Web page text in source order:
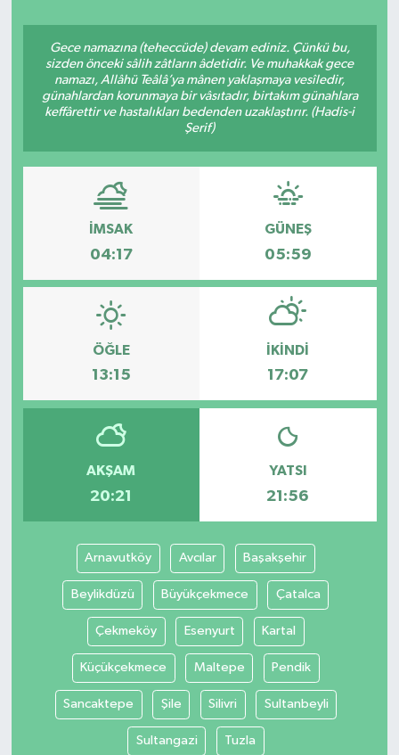
Gece namazına (teheccüde) devam ediniz. Çünkü bu,
sizden önceki sâlih zâtların âdetidir. Ve muhakkak gece
namazı, Allâhü Teâlâ’ya mânen yaklaşmaya vesîledir,
günahlardan korunmaya bir vâsıtadır, birtakım günahlara
keffârettir ve hastalıkları bedenden uzaklaştırır. (Hadis-i
Şerif)
İMSAK
04:17
GÜNEŞ
05:59
ÖĞLE
13:15
İKINDI
17:07
AKŞAM
20:21
YATSI
21:56
Arnavutköy Avcılar Başakşehir
Beylikdüzü Büyükçekmece Çatalca
Çekmeköy Esenyurt Kartal
Küçükçekmece Maltepe Pendik
Sancaktepe Şile Silivri Sultanbeyli
Sultangazi Tuzla
Konsorsiyum
PROJECTS
PROJELER İNGİLİZCE
YEREL MEDYA RAPORU